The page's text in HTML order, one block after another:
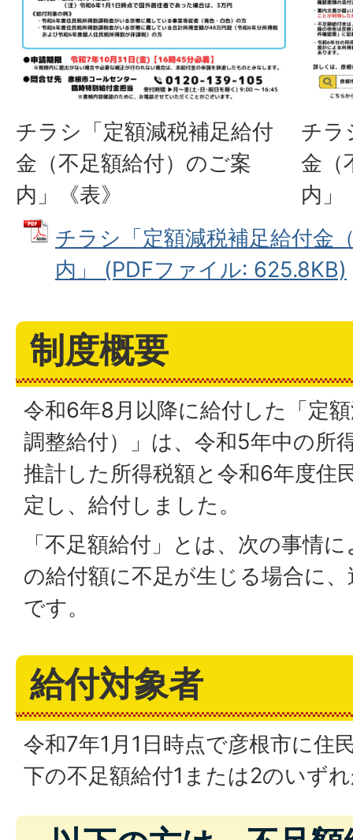
チラシ「定額減税補足給付
金（不足額給付）のご案
内」《表》
チラ
金（
内」
チラシ「定額減税補足給付金
内」 (PDFファイル: 625.8KB)
制度概要
令和6年8月以降に給付した「定
調整給付）」は、令和5年中の所
推計した所得税額と令和6年度住
定し、給付しました。
「不足額給付」とは、次の事情
の給付額に不足が生じる場合に
です。
給付対象者
令和7年1月1日時点で彦根市に住
下の不足額給付1または2のいず